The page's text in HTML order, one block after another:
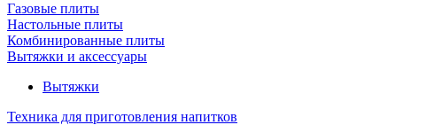
Газовые плиты
Настольные плиты
Комбинированные плиты
Вытяжки и аксессуары
Вытяжки
Техника для приготовления напитков